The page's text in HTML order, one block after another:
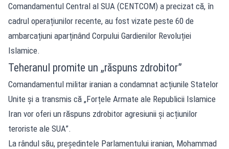
Comandamentul Central al SUA (CENTCOM) a precizat că, în
cadrul operațiunilor recente, au fost vizate peste 60 de
ambarcațiuni aparținând Corpului Gardienilor Revoluției
Islamice.
Teheranul promite un „răspuns zdrobitor”
Comandamentul militar iranian a condamnat acțiunile Statelor
Unite și a transmis că „Forțele Armate ale Republicii Islamice
Iran vor oferi un răspuns zdrobitor agresiunii și acțiunilor
teroriste ale SUA”.
La rândul său, președintele Parlamentului iranian, Mohammad